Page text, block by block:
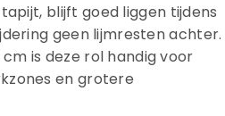
blijft goed liggen tijdens
geen lijmresten achter.
is deze rol handig voor
en grotere